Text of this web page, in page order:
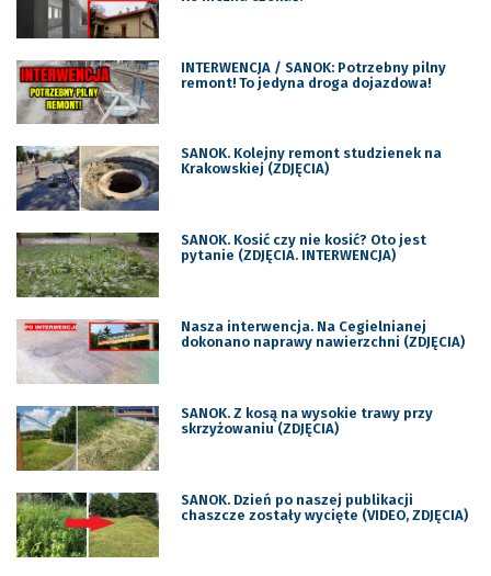
INTERWENCJA / SANOK: Potrzebny pilny
remont! To jedyna droga dojazdowa!
SANOK. Kolejny remont studzienek na
Krakowskiej (ZDJĘCIA)
SANOK. Kosić czy nie kosić? Oto jest
pytanie (ZDJĘCIA. INTERWENCJA)
Nasza interwencja. Na Cegielnianej
dokonano naprawy nawierzchni (ZDJĘCIA)
SANOK. Z kosą na wysokie trawy przy
skrzyżowaniu (ZDJĘCIA)
SANOK. Dzień po naszej publikacji
chaszcze zostały wycięte (VIDEO, ZDJĘCIA)